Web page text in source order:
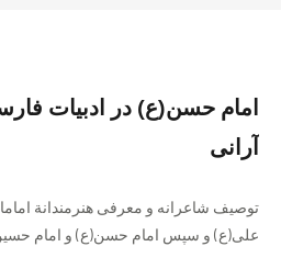
امام حسن(ع) در ادبیات
آرانی
توصیف شاعرانه و معرفی هنرمندانة
علی(ع) و سپس امام حسن(ع) و امام